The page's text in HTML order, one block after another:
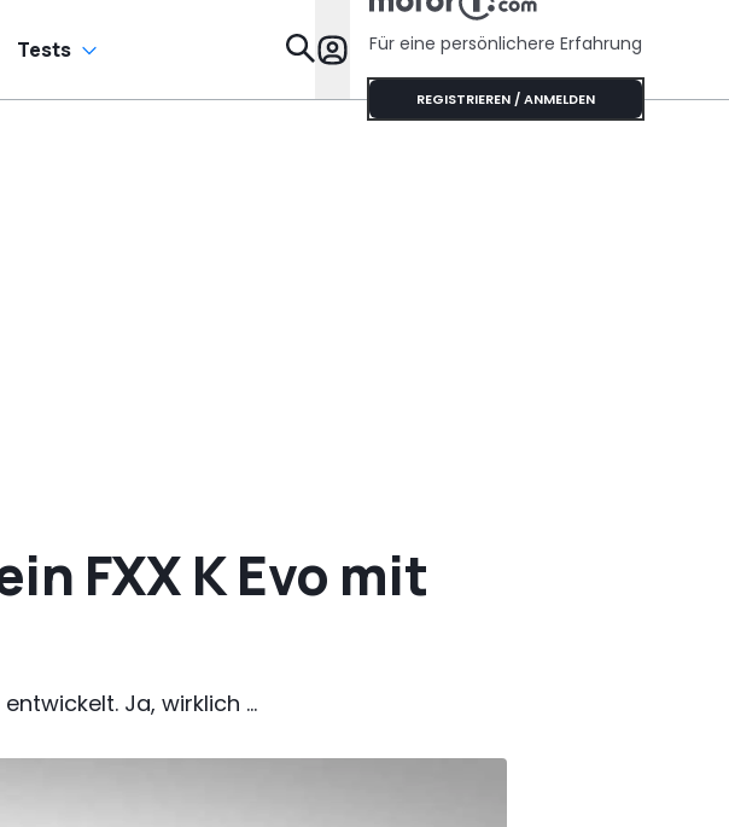
Tests Specials
Für eine persönlichere Erfahrung
REGISTRIEREN / ANMELDEN
FXX K Evo mit
Ja, wirklich ...